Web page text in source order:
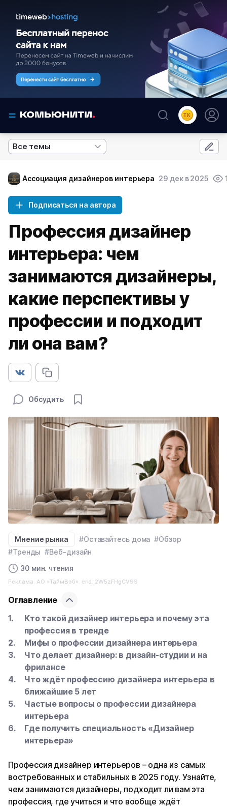
Все темы
Ассоциация дизайнеров интерьера 29 дек в 2025
Подписаться на автора
Профессия дизайнер
интерьера: чем
занимаются дизайнеры,
какие перспективы у
профессии и подходит
ли она вам?
Обсудить
Мнение рынка #Оставайтесь дома #Обзор
#Тренды #Веб-дизайн
30 мин. чтения
Реклама. АО «ТаймВэб». erid: 2W5zFHgCV9S
Оглавление
Кто такой дизайнер интерьера и почему эта
профессия в тренде
Мифы о профессии дизайнера интерьера
Что делает дизайнер: в дизайн-студии и на
фрилансе
Что ждёт профессию дизайнера интерьера в
ближайшие 5 лет
Частые вопросы о профессии дизайнера
интерьера
Где получить специальность «Дизайнер
интерьера»
Профессия дизайнер интерьеров – одна из самых
востребованных и стабильных в 2025 году. Узнайте,
чем занимаются дизайнеры, подходит ли вам эта
профессия, где учиться и что вообще ждёт